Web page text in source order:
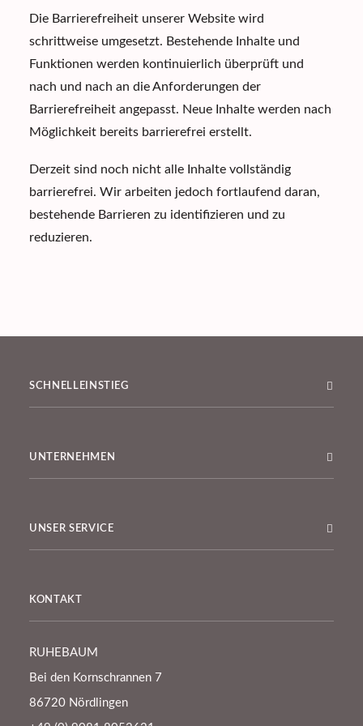
Die Barrierefreiheit unserer Website wird
schrittweise umgesetzt. Bestehende Inhalte und
Funktionen werden kontinuierlich überprüft und
nach und nach an die Anforderungen der
Barrierefreiheit angepasst. Neue Inhalte werden nach
Möglichkeit bereits barrierefrei erstellt.
Derzeit sind noch nicht alle Inhalte vollständig
barrierefrei. Wir arbeiten jedoch fortlaufend daran,
bestehende Barrieren zu identifizieren und zu
reduzieren.
SCHNELLEINSTIEG
UNTERNEHMEN
UNSER SERVICE
KONTAKT
RUHEBAUM
Bei den Kornschrannen 7
86720 Nördlingen